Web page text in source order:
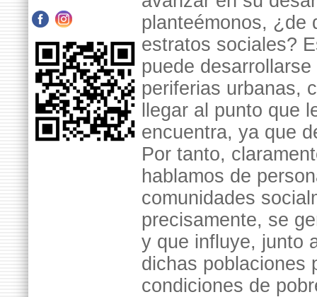
planteémonos, ¿de
estratos sociales?
puede
periferias urbanas,
llegar al punto que
encuentra, ya que
Por tanto,
hablamos de
comunidades
precisamente, se
y que influye, junto
dichas poblaciones
condiciones de